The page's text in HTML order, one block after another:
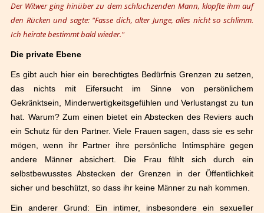
Der Witwer ging hinüber zu dem schluchzenden Mann, klopfte ihm auf
den Rücken und sagte: "Fasse dich, alter Junge, alles nicht so schlimm.
Ich heirate bestimmt bald wieder."
Die private Ebene
Es gibt auch hier ein berechtigtes Bedürfnis Grenzen zu setzen,
das nichts mit Eifersucht im Sinne von persönlichem
Gekränktsein, Minderwertigkeitsgefühlen und Verlustangst zu tun
hat. Warum? Zum einen bietet ein Abstecken des Reviers auch
ein Schutz für den Partner. Viele Frauen sagen, dass sie es sehr
mögen, wenn ihr Partner ihre persönliche Intimsphäre gegen
andere Männer absichert. Die Frau fühlt sich durch ein
selbstbewusstes Abstecken der Grenzen in der Öffentlichkeit
sicher und beschützt, so dass ihr keine Männer zu nah kommen.
Ein anderer Grund: Ein intimer, insbesondere ein sexueller